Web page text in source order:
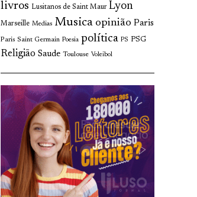
livros Lusitanos de Saint Maur Lyon
Marseille Medias Musica opinião Paris
Paris Saint Germain Poesia política PS PSG
Religião Saude Toulouse Voleibol